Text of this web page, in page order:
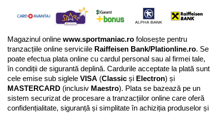
Magazinul online www.sportmaniac.ro folosește pentru
tranzacțiile online serviciile Raiffeisen Bank/Plationline.ro. Se
poate efectua plata online cu cardul personal sau al firmei tale,
în condiții de sigurantă deplină. Cardurile acceptate la plată sunt
cele emise sub siglele VISA (Classic și Electron
MASTERCARD (inclusiv Maestro). Plata se bazează pe un
sistem securizat de procesare a tranzacțiilor online care oferă
confidențialitate, siguranță și simplitate în achiziția produselor și